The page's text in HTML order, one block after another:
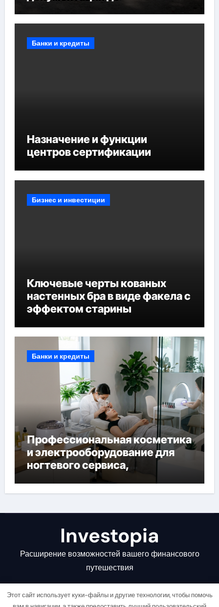
мероприятий и обустройства
Банки и кредиты
Назначение и функции
центров сертификации
Бизнес и инвестиции
Ключевые черты кованых
настенных бра в виде факела с
эффектом старины
Банки и кредиты
Профессиональная косметика
и электрооборудование для
ногтевого сервиса,
наращивания ресниц и
депиляции
Investopia
Расширение возможностей вашего финансового
путешествия
Этот сайт использует куки-файлы и другие технологии, чтобы помочь